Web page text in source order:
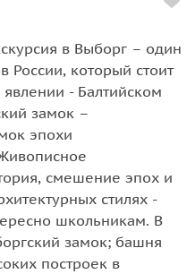
в Выборг – один
России, который стоит
- Балтийском
замок –
эпохи
смешение эпох и
стилях -
школьникам. В
замок; башня
построек в